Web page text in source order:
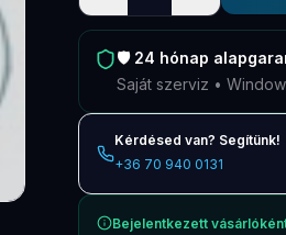
🛡️ 24 hónap
Saját szerviz •
Kérdésed van? Segítünk!
+36 70 940 0131
Bejelentkezett